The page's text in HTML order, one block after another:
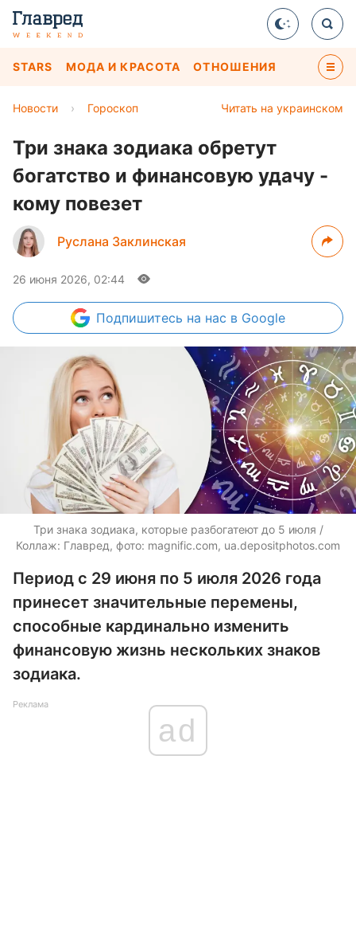
STARS МОДА И КРАСОТА ОТНОШЕНИЯ
Читать на украинском
Новости › Гороскоп
Три знака зодиака обретут
богатство и финансовую удачу -
кому повезет
Руслана Заклинская
26 июня 2026, 02:44
Подпишитесь на нас в Google
Три знака зодиака, которые разбогатеют до 5 июля /
Коллаж: Главред, фото: magnific.com, ua.depositphotos.com
Период с 29 июня по 5 июля 2026 года
принесет значительные перемены,
способные кардинально изменить
финансовую жизнь нескольких знаков
зодиака.
Реклама
ad